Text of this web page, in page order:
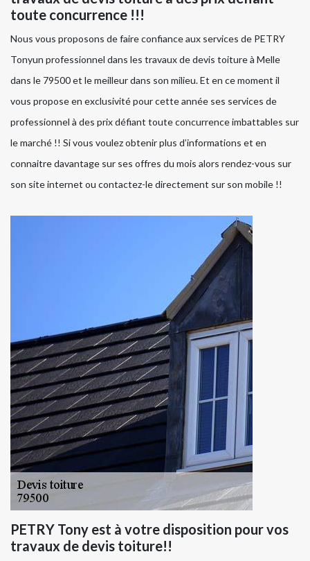
toute concurrence !!!
Nous vous proposons de faire confiance aux services de PETRY
Tonyun professionnel dans les travaux de devis toiture à Melle
dans le 79500 et le meilleur dans son milieu. Et en ce moment il
vous propose en exclusivité pour cette année ses services de
professionnel à des prix défiant toute concurrence imbattables sur
le marché !! Si vous voulez obtenir plus d’informations et en
connaitre davantage sur ses offres du mois alors rendez-vous sur
son site internet ou contactez-le directement sur son mobile !!
PETRY Tony est à votre disposition pour vos
travaux de devis toiture!!